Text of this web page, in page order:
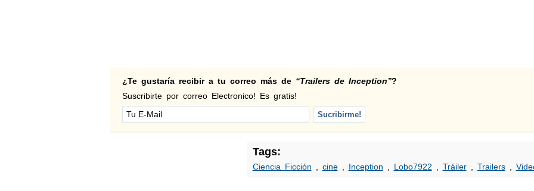
¿Te gustaría recibir a tu correo más de “Trailers de Inception”?
Suscribirte por correo Electronico! Es gratis!
Tags:
Ciencia Ficción cine, Inception Lobo7922 Tráiler, Trailers,